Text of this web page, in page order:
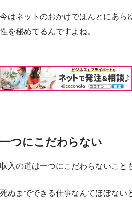
今はネットのおかげでほんとにあら
性を秘めてるんですよね。
一つにこだわらない
収入の道は一つにこだわらないこと
死ぬまでできる仕事なんてほぼない